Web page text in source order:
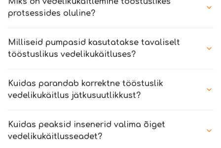
protsessides oluline?
Milliseid pumpasid kasutatakse tavaliselt
tööstuslikus vedelikukäitluses?
Kuidas parandab korrektne tööstuslik
vedelikukäitlus jätkusuutlikkust?
Kuidas peaksid insenerid valima õiget
vedelikukäitlusseadet?